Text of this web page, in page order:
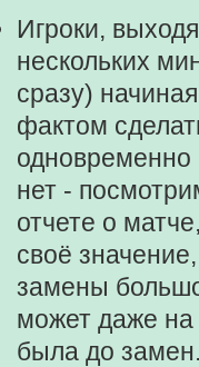
Игроки,
нескольких
сразу)
фактом
одновременно
нет -
отчете о
своё
замены
может даже на
была до